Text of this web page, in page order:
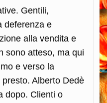
Gentili,
deferenza e
alla vendita e
sono atteso, ma qui
e verso la
Alberto Dedè
dopo. Clienti o